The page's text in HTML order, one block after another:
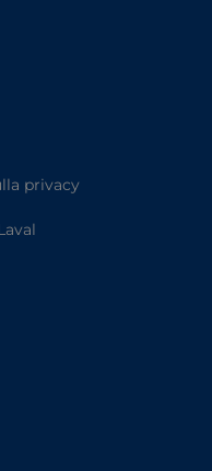
privacy